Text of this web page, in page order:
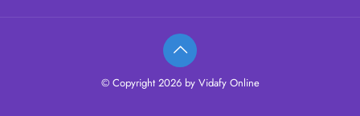
© Copyright 2026 by Vidafy Online